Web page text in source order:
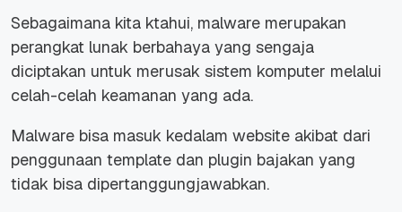
Sebagaimana kita ktahui, malware merupakan
perangkat lunak berbahaya yang sengaja
diciptakan untuk merusak sistem komputer melalui
celah-celah keamanan yang ada.
Malware bisa masuk kedalam website akibat dari
penggunaan template dan plugin bajakan yang
tidak bisa dipertanggungjawabkan.